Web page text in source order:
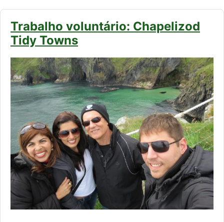
Trabalho voluntário: Chapelizod
Tidy Towns